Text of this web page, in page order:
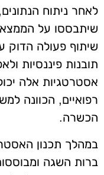
לאחר ניתוח
שיתבססו על
שיתוף פעולה הדוק
תובנות פיננסיות
אסטרטגיות אלה
רפואיים, הכוונה
הכשרה.
במהלך תכנון
ברות השגה